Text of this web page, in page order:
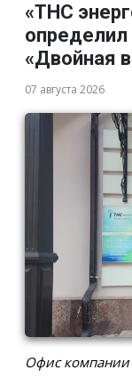
«ТНС
определил
«Двойная
07 августа 2026
Офис компании